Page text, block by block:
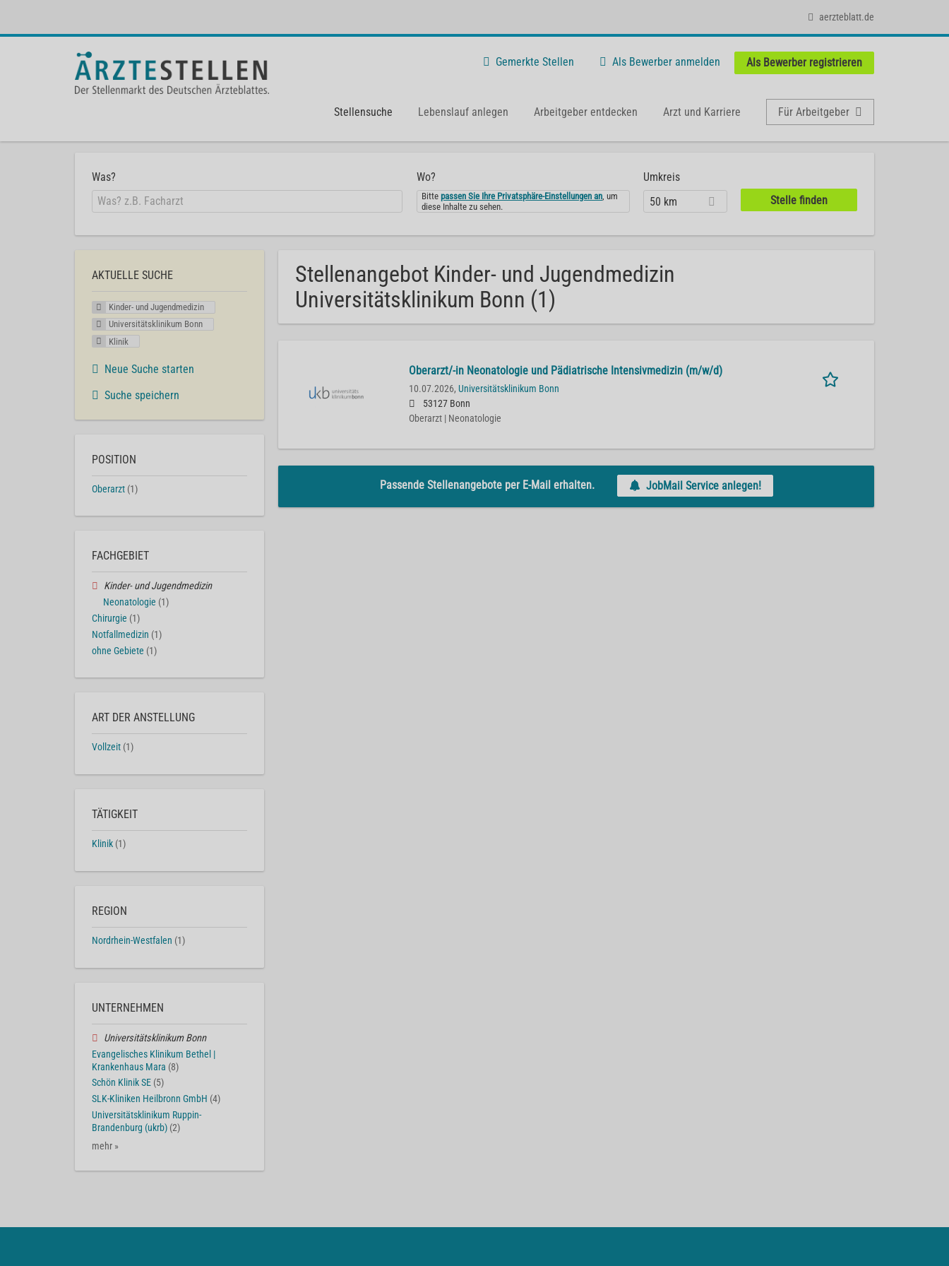
aerzteblatt.de
Gemerkte Stellen Als Bewerber anmelden Als Bewerber registrieren
Stellensuche Lebenslauf anlegen Arbeitgeber entdecken Arzt und Karriere Für Arbeitgeber
Was? Wo?
Bittepassen Sie Ihre Privatsphäre-Einstellungen an, um
diese Inhalte zu sehen.
Umkreis
50 km
Stellenangebot Kinder- und Jugendmedizin
Universitätsklinikum Bonn (1)
Oberarzt/-in Neonatologie und Pädiatrische Intensivmedizin (m/w/d)
10.07.2026, Universitätsklinikum Bonn
53127 Bonn
Oberarzt | Neonatologie
Passende Stellenangebote per E-Mail erhalten. JobMail Service anlegen!
AKTUELLE SUCHE
Kinder- und Jugendmedizin
Universitätsklinikum Bonn
Klinik
Neue Suche starten
Suche speichern
POSITION
Oberarzt (1)
FACHGEBIET
Kinder- und Jugendmedizin
Neonatologie (1)
Chirurgie (1)
Notfallmedizin (1)
ohne Gebiete (1)
ART DER ANSTELLUNG
Vollzeit (1)
TÄTIGKEIT
Klinik (1)
REGION
Nordrhein-Westfalen (1)
UNTERNEHMEN
Universitätsklinikum Bonn
Evangelisches Klinikum Bethel |
Krankenhaus Mara (8)
Schön Klinik SE (5)
SLK-Kliniken Heilbronn GmbH (4)
Universitätsklinikum Ruppin-
Brandenburg (ukrb) (2)
mehr »